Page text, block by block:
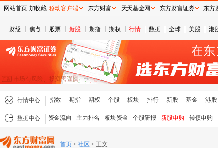
财经 焦点 股票 新股 期指 期权 行情 数据 全球 美股 港
行情中心 指数 期指 期权 个股 板块 排行 新股 基金 港股
数据中心 资金流向 主力排名 板块资金 个股研报 新股申购 转债申购
首页 > 社区 > 正文
网站首页 加收藏 移动客户端 东方财富 天天基金网 东方财富证券 东方